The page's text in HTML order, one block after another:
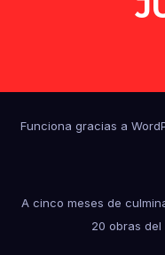
Funciona gracias a
A cinco meses de
20 obras